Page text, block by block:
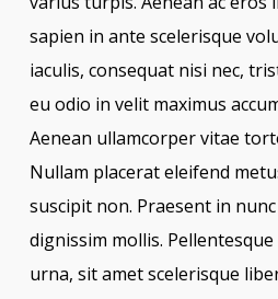
sapien in ante scelerisque
iaculis, consequat nisi nec,
eu odio in velit maximus
Aenean ullamcorper vitae
Nullam placerat eleifend
suscipit non. Praesent in
dignissim mollis.
urna, sit amet scelerisque